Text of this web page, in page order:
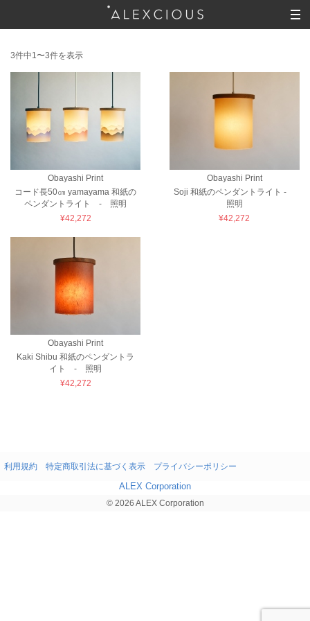
3件中1〜3件を表示
Obayashi Print
コード長50㎝ yamayama 和紙の
ペンダントライト - 照明
¥42,272
Obayashi Print
Soji 和紙のペンダントライト -
照明
¥42,272
Obayashi Print
Kaki Shibu 和紙のペンダントラ
イト - 照明
¥42,272
利用規約 特定商取引法に基づく表示 プライバシーポリシー
ALEX Corporation
© 2026 ALEX Corporation